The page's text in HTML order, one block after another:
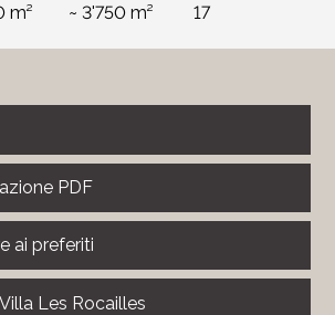
m² ~ 3'750 m² 17
PDF
ai preferiti
Les Rocailles